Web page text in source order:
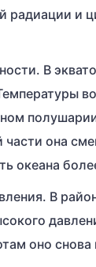
радиации и
В
части она
океана
В
оно